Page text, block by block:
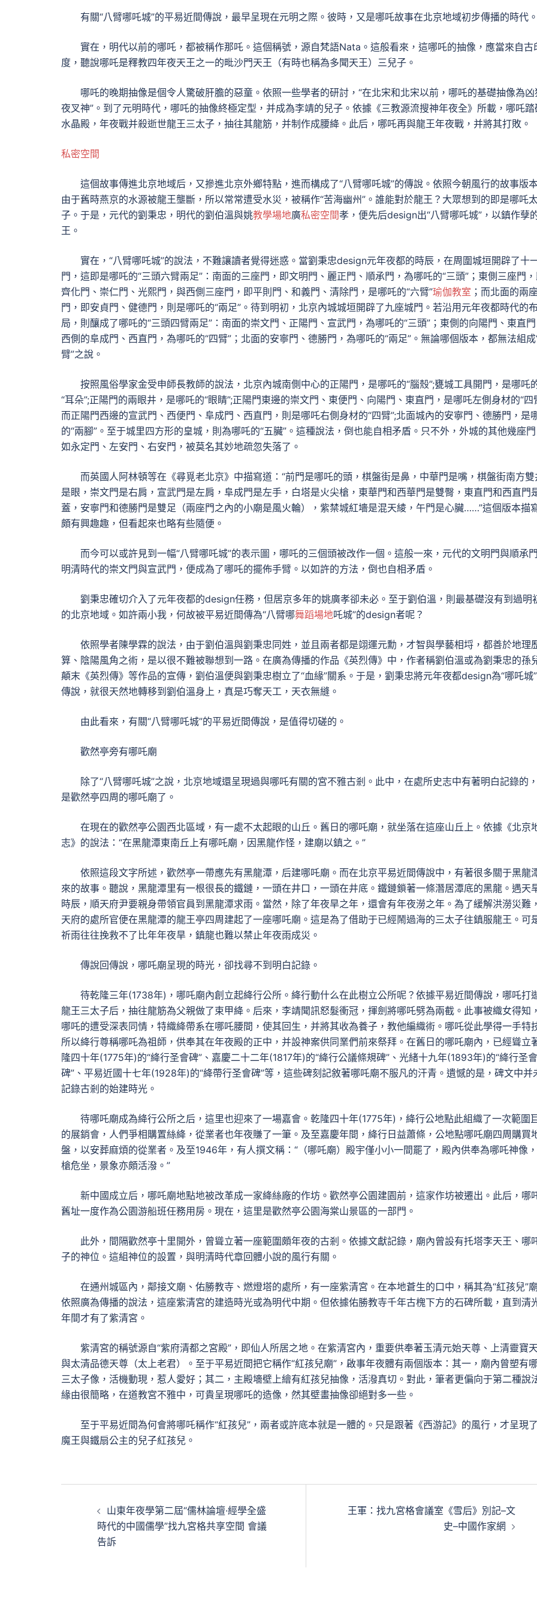
有關“八臂哪吒城”的平易近間傳說，最早呈現在元明之際。彼時，又是哪吒故事在北京地域初步傳播的時代。
實在，明代以前的哪吒，都被稱作那吒。這個稱號，源自梵語Nata。這般看來，這哪吒的抽像，應當來自古
度，聽說哪吒是釋教四年夜天王之一的毗沙門天王（有時也稱為多聞天王）三兒子。
哪吒的晚期抽像是個令人驚破肝膽的惡童。依照一些學者的研討，“在北宋和北宋以前，哪吒的基礎抽像為凶
夜叉神”。到了元明時代，哪吒的抽像終極定型，并成為李靖的兒子。依據《三教源流搜神年夜全》所載，哪吒踏
水晶殿，年夜戰并殺逝世龍王三太子，抽往其龍筋，并制作成腰絳。此后，哪吒再與龍王年夜戰，并將其打敗。
私密空間
這個故事傳進北京地域后，又摻進北京外鄉特點，進而構成了“八臂哪吒城”的傳說。依照今朝風行的故事版本
由于舊時燕京的水源被龍王壟斷，所以常常遭受水災，被稱作“苦海幽州”。誰能對於龍王？大眾想到的即是哪吒
子。于是，元代的劉秉忠，明代的劉伯溫與姚教學場地廣私密空間孝，便先后design出“八臂哪吒城”，以鎮作孽
王。
實在，“八臂哪吒城”的說法，不難讓讀者覺得迷惑。當劉秉忠design元年夜都的時辰，在周圍城垣開辟了十
門，這即是哪吒的“三頭六臂兩足”：南面的三座門，即文明門、麗正門、順承門，為哪吒的“三頭”；東側三座門
齊化門、崇仁門、光熙門，與西側三座門，即平則門、和義門、清除門，是哪吒的“六臂”瑜伽教室 ；而北面的兩
門，即安貞門、健德門，則是哪吒的“兩足”。待到明初，北京內城城垣開辟了九座城門。若沿用元年夜都時代的布
局，則釀成了哪吒的“三頭四臂兩足”：南面的崇文門、正陽門、宣武門，為哪吒的“三頭”；東側的向陽門、東直門
西側的阜成門、西直門，為哪吒的“四臂”；北面的安寧門、德勝門，為哪吒的“兩足”。無論哪個版本，都無法組成
臂”之說。
按照風俗學家金受申師長教師的說法，北京內城南側中心的正陽門，是哪吒的“腦殼”;甕城工具開門，是哪吒
“耳朵”;正陽門的兩眼井，是哪吒的“眼睛”;正陽門東邊的崇文門、東便門、向陽門、東直門，是哪吒左側身材的“四
而正陽門西邊的宣武門、西便門、阜成門、西直門，則是哪吒右側身材的“四臂”;北面城內的安寧門、德勝門，是
的“兩腳”。至于城里四方形的皇城，則為哪吒的“五臟”。這種說法，倒也能自相矛盾。只不外，外城的其他幾座門
如永定門、左安門、右安門，被莫名其妙地疏忽失落了。
而英國人阿林頓等在《尋覓老北京》中描寫道：“前門是哪吒的頭，棋盤街是鼻，中華門是嘴，棋盤街南方雙
是眼，崇文門是右肩，宣武門是左肩，阜成門是左手，白塔是火尖槍，東華門和西華門是雙臀，東直門和西直門
蓋，安寧門和德勝門是雙足（兩座門之內的小廟是風火輪），紫禁城紅墻是混天綾，午門是心臟……”這個版本描
頗有興趣趣，但看起來也略有些隨便。
而今可以或許見到一幅“八臂哪吒城”的表示圖，哪吒的三個頭被改作一個。這般一來，元代的文明門與順承門
明清時代的崇文門與宣武門，便成為了哪吒的擺佈手臂。以如許的方法，倒也自相矛盾。
劉秉忠確切介入了元年夜都的design任務，但居京多年的姚廣孝卻未必。至于劉伯溫，則最基礎沒有到過明
的北京地域。如許兩小我，何故被平易近間傳為“八臂哪舞蹈場地吒城”的design者呢？
依照學者陳學霖的說法，由于劉伯溫與劉秉忠同姓，並且兩者都是翊運元勳，才智與學藝相埒，都善於地理
算、陰陽風角之術，是以很不難被聯想到一路。在廣為傳播的作品《英烈傳》中，作者稱劉伯溫或為劉秉忠的孫
顛末《英烈傳》等作品的宣傳，劉伯溫便與劉秉忠樹立了“血緣”關系。于是，劉秉忠將元年夜都design為“哪吒城
傳說，就很天然地轉移到劉伯溫身上，真是巧奪天工，天衣無縫。
由此看來，有關“八臂哪吒城”的平易近間傳說，是值得切磋的。
歡然亭旁有哪吒廟
除了“八臂哪吒城”之說，北京地域還呈現過與哪吒有關的宮不雅古剎。此中，在處所史志中有著明白記錄的
是歡然亭四周的哪吒廟了。
在現在的歡然亭公園西北區域，有一處不太起眼的山丘。舊日的哪吒廟，就坐落在這座山丘上。依據《北京
志》的說法：“在黑龍潭東南丘上有哪吒廟，因黑龍作怪，建廟以鎮之。”
依照這段文字所述，歡然亭一帶應先有黑龍潭，后建哪吒廟。而在北京平易近間傳說中，有著很多關于黑龍
來的故事。聽說，黑龍潭里有一根很長的鐵鏈，一頭在井口，一頭在井底。鐵鏈鎖著一條潛居潭底的黑龍。遇天
時辰，順天府尹要親身帶領官員到黑龍潭求雨。當然，除了年夜旱之年，還會有年夜澇之年。為了緩解洪澇災難
天府的處所官便在黑龍潭的龍王亭四周建起了一座哪吒廟。這是為了借助于已經鬧過海的三太子往鎮服龍王。可
祈雨往往挽救不了比年年夜旱，鎮龍也難以禁止年夜雨成災。
傳說回傳說，哪吒廟呈現的時光，卻找尋不到明白記錄。
待乾隆三年(1738年)，哪吒廟內創立起絳行公所。絳行動什么在此樹立公所呢？依據平易近間傳說，哪吒打
龍王三太子后，抽往龍筋為父親做了束甲絳。后來，李靖聞訊怒髮衝冠，揮劍將哪吒劈為兩截。此事被織女得知
哪吒的遭受深表同情，特織絳帶系在哪吒腰間，使其回生，并將其收為養子，教他編織術。哪吒從此學得一手特
所以絳行尊稱哪吒為祖師，供奉其在年夜殿的正中，并設神案供同業們前來祭拜。在舊日的哪吒廟內，已經聳立
隆四十年(1775年)的“絳行圣會碑”、嘉慶二十二年(1817年)的“絳行公議條規碑”、光緒十九年(1893年)的“絳行圣會
碑”、平易近國十七年(1928年)的“絳帶行圣會碑”等，這些碑刻記敘著哪吒廟不服凡的汗青。遺憾的是，碑文中并
記錄古剎的始建時光。
待哪吒廟成為絳行公所之后，這里也迎來了一場嘉會。乾隆四十年(1775年)，絳行公地點此組織了一次範圍
的展銷會，人們爭相購置絲絳，從業者也年夜賺了一筆。及至嘉慶年間，絳行日益蕭條，公地點哪吒廟四周購買
盤，以安葬麻煩的從業者。及至1946年，有人撰文稱：“（哪吒廟）殿宇僅小小一間罷了，殿內供奉為哪吒神像
槍危坐，景象亦頗活潑。”
新中國成立后，哪吒廟地點地被改革成一家絳絲廠的作坊。歡然亭公園建園前，這家作坊被遷出。此后，哪
舊址一度作為公園游船班任務用房。現在，這里是歡然亭公園海棠山景區的一部門。
此外，間隔歡然亭十里開外，曾聳立著一座範圍頗年夜的古剎。依據文獻記錄，廟內曾設有托塔李天王、哪
子的神位。這組神位的設置，與明清時代章回體小說的風行有關。
在通州城區內，鄰接文廟、佑勝教寺、燃燈塔的處所，有一座紫清宮。在本地蒼生的口中，稱其為“紅孩兒”
依照廣為傳播的說法，這座紫清宮的建造時光或為明代中期。但依據佑勝教寺千年古槐下方的石碑所載，直到清
年間才有了紫清宮。
紫清宮的稱號源自“紫府清都之宮殿”，即仙人所居之地。在紫清宮內，重要供奉著玉清元始天尊、上清靈寶
與太清品德天尊（太上老君）。至于平易近間把它稱作“紅孩兒廟”，啟事年夜體有兩個版本：其一，廟內曾塑有
三太子像，活機動現，惹人愛好；其二，主殿墻壁上繪有紅孩兒抽像，活潑真切。對此，筆者更偏向于第二種說
緣由很簡略，在道教宮不雅中，可貴呈現哪吒的造像，然其壁畫抽像卻絕對多一些。
至于平易近間為何會將哪吒稱作“紅孩兒”，兩者或許底本就是一體的。只是跟著《西游記》的風行，才呈現
魔王與鐵扇公主的兒子紅孩兒。
山東年夜學第二屆“儒林論壇·經學全盛
時代的中國儒學”找九宮格共享空間 會議
告訴
王軍：找九宮格會議室《雪后》別記–文
史–中國作家網